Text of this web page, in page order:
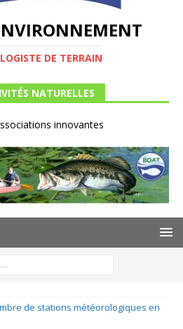
DE TERRAIN
NATURELLES
innovantes
de stations météorologiques en